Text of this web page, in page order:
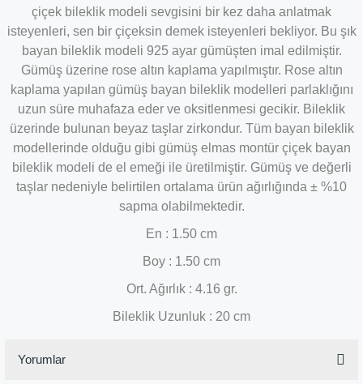
çiçek bileklik modeli sevgisini bir kez daha anlatmak
isteyenleri, sen bir çiçeksin demek isteyenleri bekliyor. Bu şık
bayan bileklik modeli 925 ayar gümüşten imal edilmiştir.
Gümüş üzerine rose altın kaplama yapılmıştır. Rose altın
kaplama yapılan gümüş bayan bileklik modelleri parlaklığını
uzun süre muhafaza eder ve oksitlenmesi gecikir. Bileklik
üzerinde bulunan beyaz taşlar zirkondur. Tüm bayan bileklik
modellerinde olduğu gibi gümüş elmas montür çiçek bayan
bileklik modeli de el emeği ile üretilmiştir. Gümüş ve değerli
taşlar nedeniyle belirtilen ortalama ürün ağırlığında ± %10
sapma olabilmektedir.
En : 1.50 cm
Boy : 1.50 cm
Ort. Ağırlık : 4.16 gr.
Bileklik Uzunluk : 20 cm
Yorumlar